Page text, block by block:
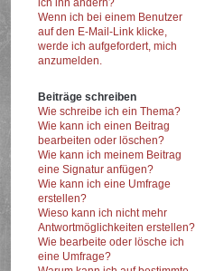
ich ihn ändern?
Wenn ich bei einem Benutzer
auf den E-Mail-Link klicke,
werde ich aufgefordert, mich
anzumelden.
Beiträge schreiben
Wie schreibe ich ein Thema?
Wie kann ich einen Beitrag
bearbeiten oder löschen?
Wie kann ich meinem Beitrag
eine Signatur anfügen?
Wie kann ich eine Umfrage
erstellen?
Wieso kann ich nicht mehr
Antwortmöglichkeiten erstellen?
Wie bearbeite oder lösche ich
eine Umfrage?